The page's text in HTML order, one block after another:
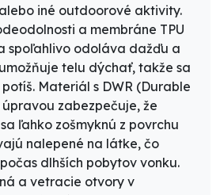
iné outdoorové aktivity.
a membráne TPU
spoľahlivo odoláva dažďu a
telu dýchať, takže sa
Materiál s DWR (Durable
zabezpečuje, že
ľahko zošmyknú z povrchu
nalepené na látke, čo
dlhších pobytov vonku.
a vetracie otvory v